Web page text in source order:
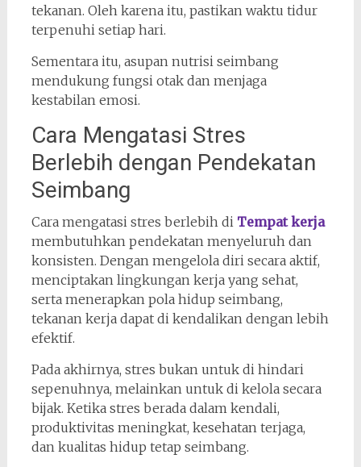
tekanan. Oleh karena itu, pastikan waktu tidur
terpenuhi setiap hari.
Sementara itu, asupan nutrisi seimbang
mendukung fungsi otak dan menjaga
kestabilan emosi.
Cara Mengatasi Stres
Berlebih dengan Pendekatan
Seimbang
Cara mengatasi stres berlebih di Tempat kerja
membutuhkan pendekatan menyeluruh dan
konsisten. Dengan mengelola diri secara aktif,
menciptakan lingkungan kerja yang sehat,
serta menerapkan pola hidup seimbang,
tekanan kerja dapat di kendalikan dengan lebih
efektif.
Pada akhirnya, stres bukan untuk di hindari
sepenuhnya, melainkan untuk di kelola secara
bijak. Ketika stres berada dalam kendali,
produktivitas meningkat, kesehatan terjaga,
dan kualitas hidup tetap seimbang.